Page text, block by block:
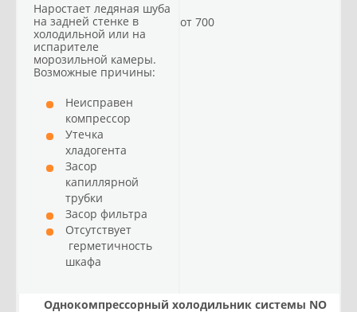
Наростает ледяная шуба
на задней стенке в
холодильной или на
испарителе
морозильной камеры.
Возможные причины:
Неисправен
компрессор
Утечка
хладогента
Засор
капиллярной
трубки
Засор фильтра
Отсутствует
герметичность
шкафа
от 700
Однокомпрессорный холодильник системы NO